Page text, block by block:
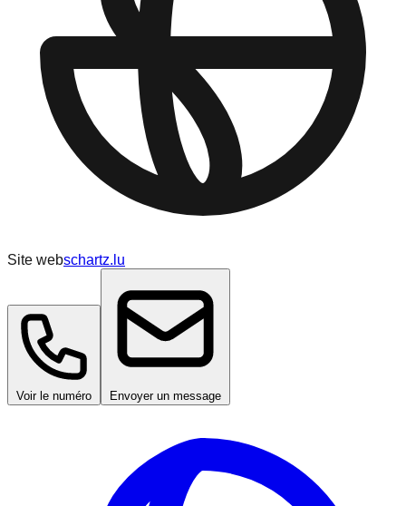
Site webschartz.lu
Voir le numéro Envoyer un message